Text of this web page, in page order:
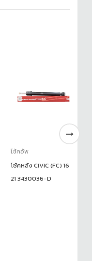
โช้คอัพ
โช้คหลัง CIVIC (FC) 16-
21 3430036-D